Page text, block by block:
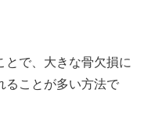
とで、大きな骨欠損に
ることが多い方法で